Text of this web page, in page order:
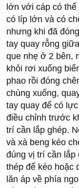
lớn với cáp có
có líp lớn và có
nhưng khi đã
tay quay rỗng
que nhẹ ở 2 bên,
khỏi rơi xuống
phao rồi đóng
chùng xuống,
tay quay để có
điều chỉnh trước
trí cần lắp ghép.
và xà beng kéo
đúng vị trí cần
thép để kéo hoặc
lăn áp về phía